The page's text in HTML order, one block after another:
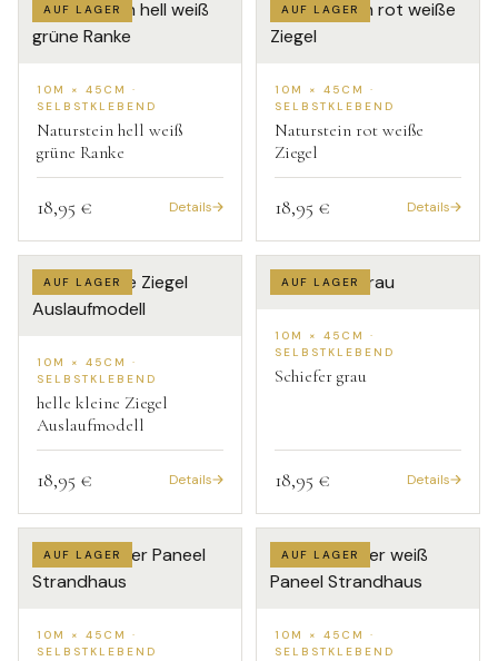
AUF LAGER
10M × 45CM ·
SELBSTKLEBEND
Naturstein hell weiß
grüne Ranke
18,95 € Details
AUF LAGER
10M × 45CM ·
SELBSTKLEBEND
Naturstein rot weiße
Ziegel
18,95 € Details
AUF LAGER
10M × 45CM ·
SELBSTKLEBEND
helle kleine Ziegel
Auslaufmodell
18,95 € Details
AUF LAGER
10M × 45CM ·
SELBSTKLEBEND
Schiefer grau
18,95 € Details
AUF LAGER
10M × 45CM ·
SELBSTKLEBEND
AUF LAGER
10M × 45CM ·
SELBSTKLEBEND